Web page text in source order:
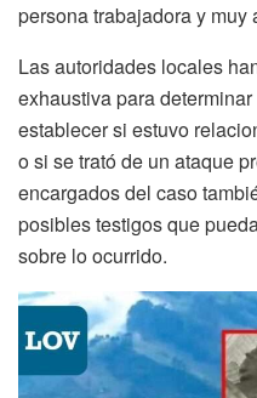
persona trabajadora y
Las autoridades locales
exhaustiva para
establecer si estuvo
o si se trató de un ataque
encargados del caso
posibles testigos que
sobre lo ocurrido.